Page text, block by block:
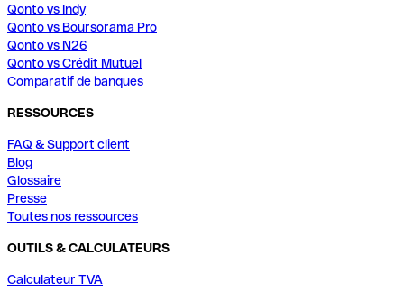
Qonto vs Indy
Qonto vs Boursorama Pro
Qonto vs N26
Qonto vs Crédit Mutuel
Comparatif de banques
RESSOURCES
FAQ & Support client
Blog
Glossaire
Presse
Toutes nos ressources
OUTILS & CALCULATEURS
Calculateur TVA